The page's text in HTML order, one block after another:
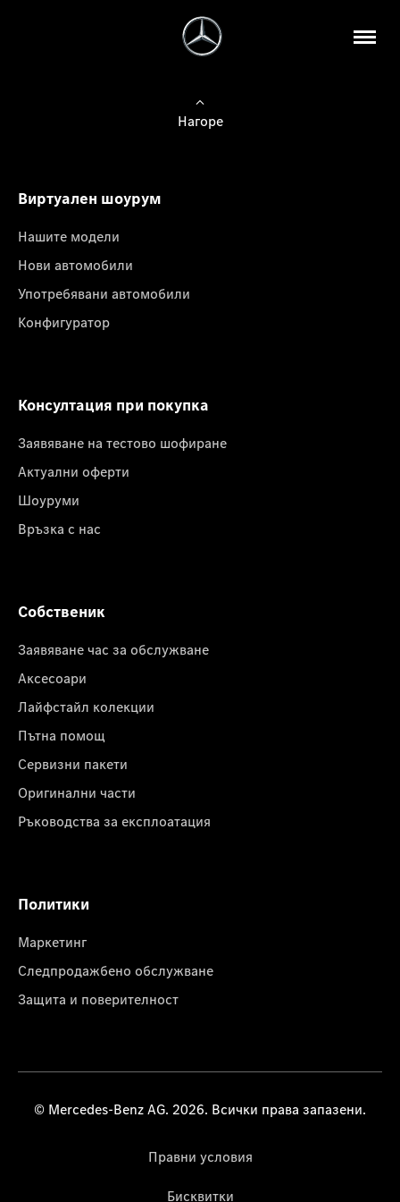
Нагоре
Виртуален шоурум
Нашите модели
Нови автомобили
Употребявани автомобили
Конфигуратор
Консултация при покупка
Заявяване на тестово шофиране
Актуални оферти
Шоуруми
Връзка с нас
Собственик
Заявяване час за обслужване
Аксесоари
Лайфстайл колекции
Пътна помощ
Сервизни пакети
Оригинални части
Ръководства за експлоатация
Политики
Маркетинг
Следпродажбено обслужване
Защита и поверителност
© Mercedes-Benz AG. 2026. Всички права запазени.
Правни условия
Бисквитки